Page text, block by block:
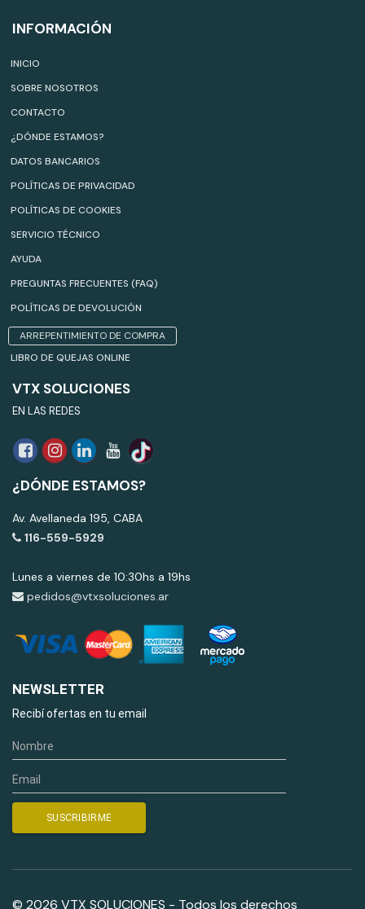
INFORMACIÓN
INICIO
SOBRE NOSOTROS
CONTACTO
¿DÓNDE ESTAMOS?
DATOS BANCARIOS
POLÍTICAS DE PRIVACIDAD
POLÍTICAS DE COOKIES
SERVICIO TÉCNICO
AYUDA
PREGUNTAS FRECUENTES (FAQ)
POLÍTICAS DE DEVOLUCIÓN
ARREPENTIMIENTO DE COMPRA
LIBRO DE QUEJAS ONLINE
VTX SOLUCIONES
EN LAS REDES
¿DÓNDE ESTAMOS?
Av. Avellaneda 195, CABA
116-559-5929
Lunes a viernes de 10:30hs a 19hs
pedidos@vtxsoluciones.ar
NEWSLETTER
Recibí ofertas en tu email
© 2026 VTX SOLUCIONES - Todos los derechos